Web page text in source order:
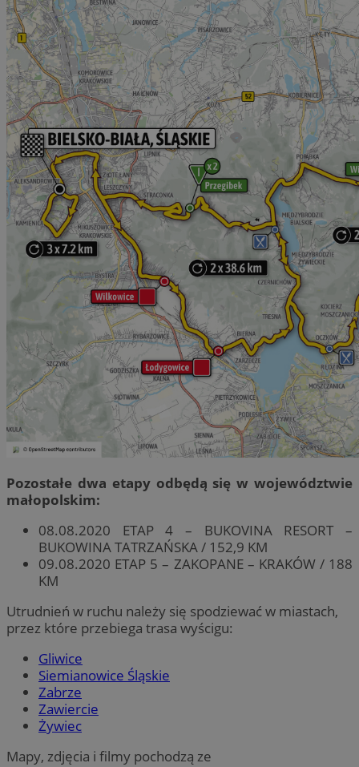
Pozostałe dwa etapy odbędą się w województwie
małopolskim:
08.08.2020 ETAP 4 – BUKOVINA RESORT –
BUKOWINA TATRZAŃSKA / 152,9 KM
09.08.2020 ETAP 5 – ZAKOPANE – KRAKÓW / 188
KM
Utrudnień w ruchu należy się spodziewać w miastach,
przez które przebiega trasa wyścigu:
Gliwice
Siemianowice Śląskie
Zabrze
Zawiercie
Żywiec
Mapy, zdjęcia i filmy pochodzą ze